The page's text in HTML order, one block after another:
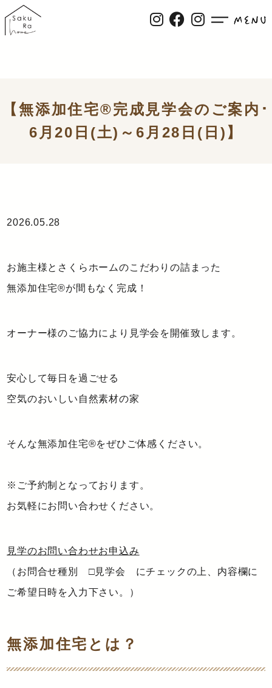
【無添加住宅®完成見学会のご案内･
6月20日(土)～6月28日(日)】
2026.05.28
お施主様とさくらホームのこだわりの詰まった
無添加住宅®が間もなく完成！
オーナー様のご協力により見学会を開催致します。
安心して毎日を過ごせる
空気のおいしい自然素材の家
そんな無添加住宅®をぜひご体感ください。
※ご予約制となっております。
お気軽にお問い合わせください。
見学のお問い合わせお申込み
（お問合せ種別 □見学会 にチェックの上、内容欄に
ご希望日時を入力下さい。）
無添加住宅とは？